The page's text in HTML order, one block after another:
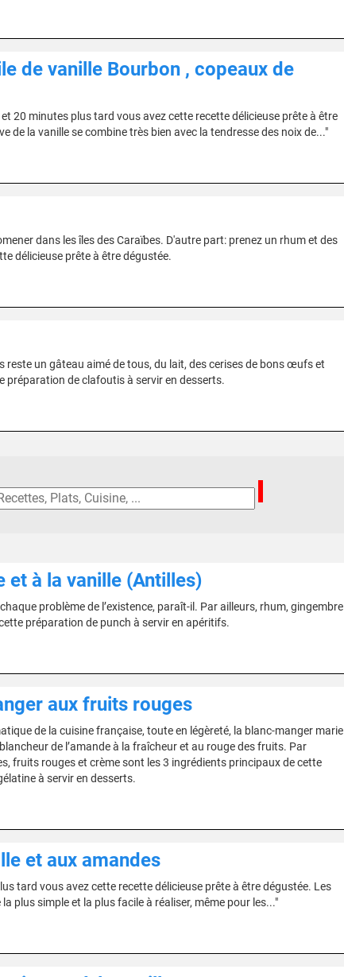
de vanille Bourbon , copeaux de
20 minutes plus tard vous avez cette recette délicieuse prête à être
de la vanille se combine très bien avec la tendresse des noix de..."
dans les îles des Caraïbes. D'autre part: prenez un rhum et des
délicieuse prête à être dégustée.
reste un gâteau aimé de tous, du lait, des cerises de bons œufs et
préparation de clafoutis à servir en desserts.
et à la vanille (Antilles)
problème de l’existence, paraît-il. Par ailleurs, rhum, gingembre
préparation de punch à servir en apéritifs.
aux fruits rouges
de la cuisine française, toute en légèreté, la blanc-manger marie
de l’amande à la fraîcheur et au rouge des fruits. Par
fruits rouges et crème sont les 3 ingrédients principaux de cette
à servir en desserts.
et aux amandes
tard vous avez cette recette délicieuse prête à être dégustée. Les
plus simple et la plus facile à réaliser, même pour les..."